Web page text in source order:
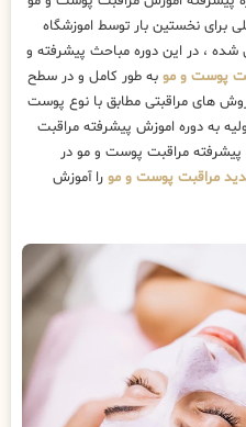
برای نخستین بار توسط اموزشگاه
، در این دوره مباحث پیشرفته و
پوست و مو به طور کامل و در سطح
های مراقبتی مطابق با نوع پوست
به دوره اموزش پیشرفته مراقبت
مراقبت پوست و مو در
مراقبت پوست و مو را آموزش